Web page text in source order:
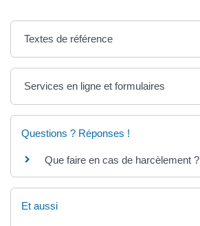
Textes de référence
Services en ligne et formulaires
Questions ? Réponses !
Que faire en cas de harcèlement ?
Et aussi